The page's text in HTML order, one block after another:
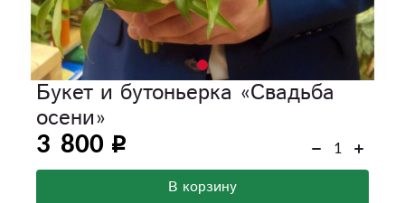
Букет и бутоньерка «Свадьба
осени»
3 800
В корзину